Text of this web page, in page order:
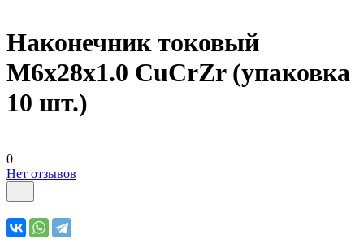
Наконечник токовый
М6х28х1.0 CuCrZr (упаковка
10 шт.)
0
Нет отзывов